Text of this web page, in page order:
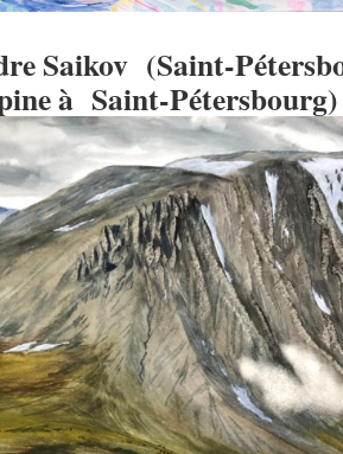
Saikov (Saint-
à Saint-Pétersbourg)